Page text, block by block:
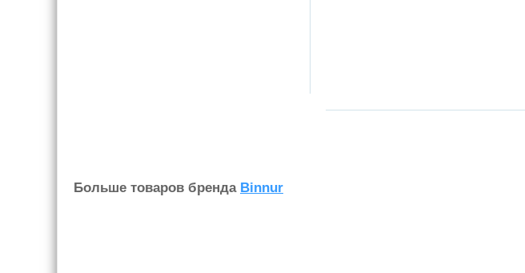
Больше товаров бренда Binnur